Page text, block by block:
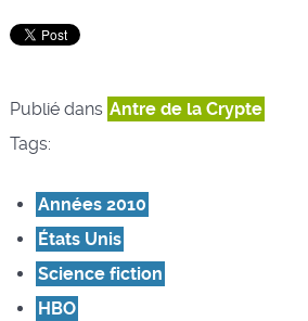
Publié dans Antre de la Crypte
Tags:
Années 2010
États Unis
Science fiction
HBO